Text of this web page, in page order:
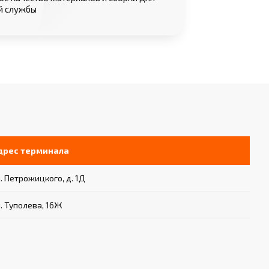
службы
терминала
Петрожицкого, д. 1Д
Туполева, 16Ж